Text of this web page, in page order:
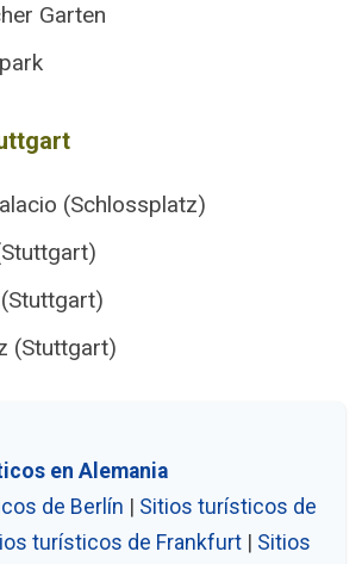
Garten
(Schlossplatz)
(Stuttgart)
en Alemania
de Berlín | Sitios turísticos de
turísticos de Frankfurt | Sitios